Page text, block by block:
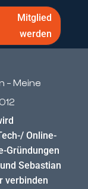
Mitglied
werden
– Meine
Online-
Gründungen
Sebastian
verbinden